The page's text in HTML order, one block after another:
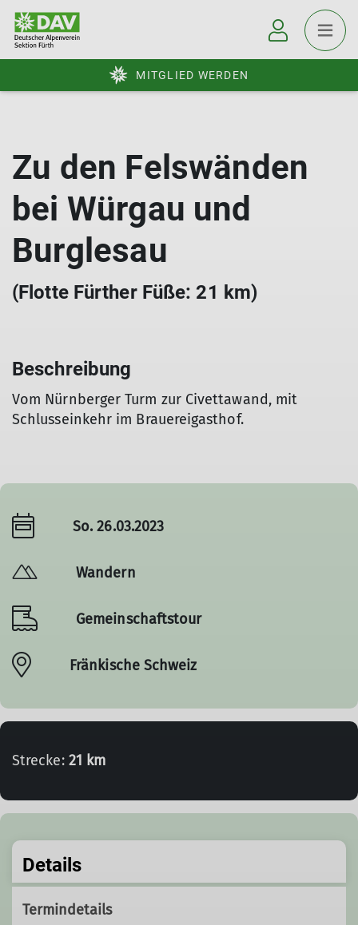
MITGLIED WERDEN
Zu den Felswänden
bei Würgau und
Burglesau
(Flotte Fürther Füße: 21 km)
Beschreibung
Vom Nürnberger Turm zur Civettawand, mit
Schlusseinkehr im Brauereigasthof.
So. 26.03.2023
Wandern
Gemeinschaftstour
Fränkische Schweiz
Strecke: 21 km
Details
Termindetails